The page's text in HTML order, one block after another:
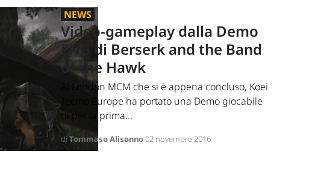
NEWS
Video-gameplay dalla Demo
ENG di Berserk and the Band
of the Hawk
Al London MCM che si è appena concluso, Koei
Tecmo Europe ha portato una Demo giocabile
di per la prima...
diTommaso Alisonno02 novembre 2016